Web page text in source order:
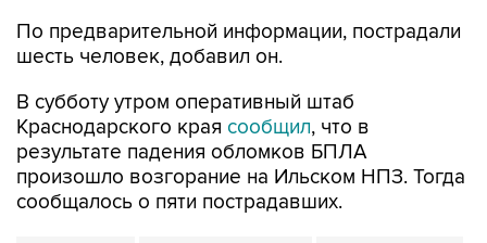
По предварительной информации, пострадали
шесть человек, добавил он.
В субботу утром оперативный штаб
Краснодарского края сообщил, что в
результате падения обломков БПЛА
произошло возгорание на Ильском НПЗ. Тогда
сообщалось о пяти пострадавших.